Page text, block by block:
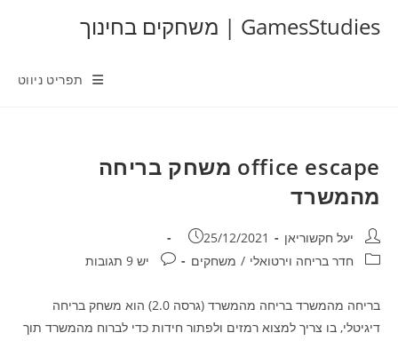
GamesStudies | משחקים בחינוך
תפריט ניווט
office escape משחק בריחה
מהמשרד
מחבר:יעל חקשוריאן פורסם:
25/12/2021
קטגוריה:חדר בריחה וירטואלי / משחקים תגובות:
יש 9 תגובות
בריחה מהמשרד בריחה מהמשרד (גרסה 2.0) הוא משחק בריחה
דיגיטלי, בו צריך למצוא רמזים ולפתור חידות כדי לברוח מהמשרד תוך